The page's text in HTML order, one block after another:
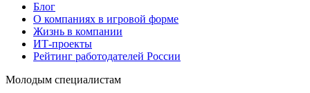
Блог
О компаниях в игровой форме
Жизнь в компании
ИТ-проекты
Рейтинг работодателей России
Молодым специалистам